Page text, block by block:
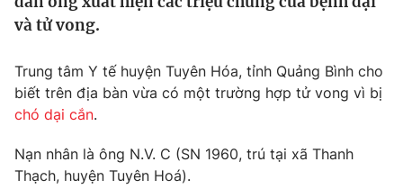
Tin tức
Thế giới đó đây
Câu chuyện quốc tế
Kinh tế
Thị trường
Dữ liệu và đời sống
và tử vong.
Trung tâm Y tế huyện Tuyên Hóa, tỉnh Quảng Bình cho
biết trên địa bàn vừa có một trường hợp tử vong vì bị
chó dại cắn.
Nạn nhân là ông N.V. C (SN 1960, trú tại xã Thanh
Thạch, huyện Tuyên Hoá).